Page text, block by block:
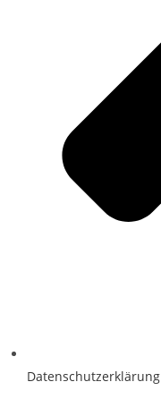
Datenschutzerklärung